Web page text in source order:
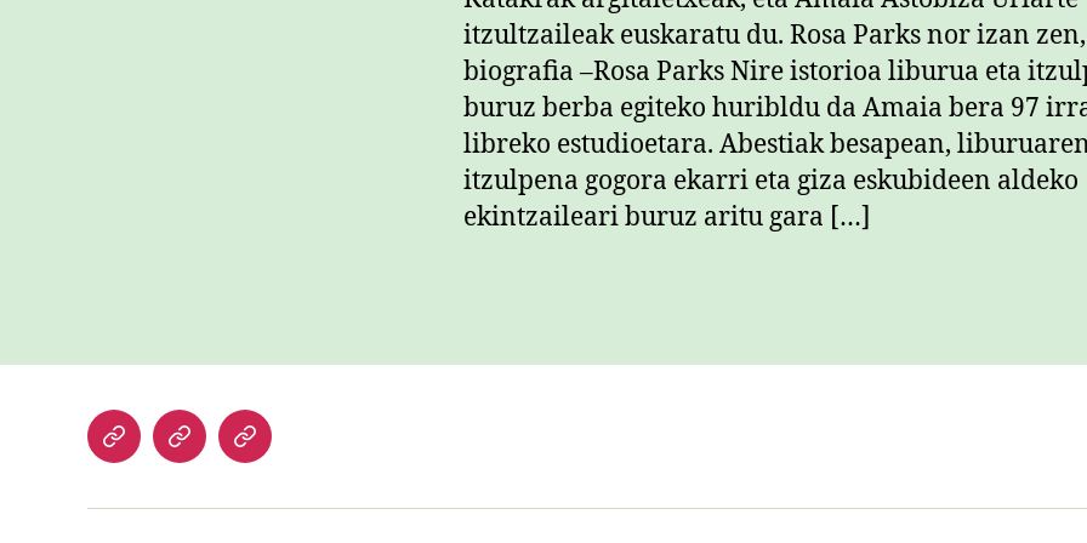
itzultzaileak euskaratu du. Rosa Parks nor izan
biografia –Rosa Parks Nire istorioa liburua eta
buruz berba egiteko huribldu da Amaia bera 97
libreko estudioetara. Abestiak besapean,
itzulpena gogora ekarri eta giza eskubideen aldeko
ekintzaileari buruz aritu gara […]
HasieraKazetariPatxi
CV